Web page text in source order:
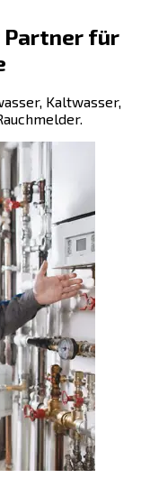
für
Kaltwasser,